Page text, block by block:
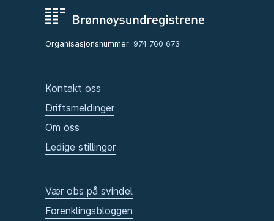
Organisasjonsnummer: 974 760 673
Kontakt oss
Driftsmeldinger
Om oss
Ledige stillinger
Vær obs på svindel
Forenklingsbloggen